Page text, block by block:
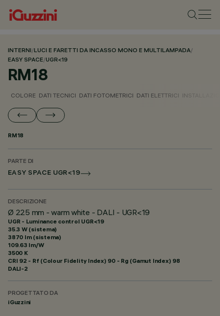
INTERNI/LUCI E FARETTI DA INCASSO MONO E MULTILAMPADA/
EASY SPACE/UGR<19
RM18
COLORE DATI TECNICI DATI FOTOMETRICI DATI ELETTRICI
RM18
PARTE DI
EASY SPACE UGR<19
DESCRIZIONE
Ø 225 mm - warm white - DALI - UGR<19
UGR - Luminance control UGR<19
35.3 W (sistema)
3870 lm (sistema)
109.63 lm/W
3500 K
CRI 92 - Rf (Colour Fidelity Index) 90 - Rg (Gamut Index) 98
DALI-2
PROGETTATO DA
iGuzzini